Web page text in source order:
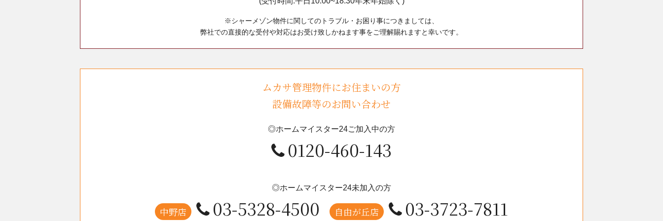
※シャーメゾン物件に関してのトラブル・お困り事につきましては、
弊社での直接的な受付や対応はお受け致しかねます事をご理解賜れますと幸いです。
ムカサ管理物件にお住まいの方
設備故障等のお問い合わせ
◎ホームマイスター24ご加入中の方
0120-460-143
◎ホームマイスター24未加入の方
中野店 03-5328-4500 自由が丘店 03-3723-7811